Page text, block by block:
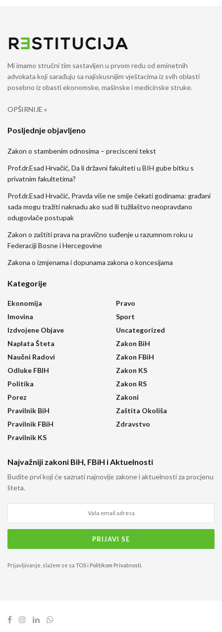
Mi imamo stručni tim sastavljen u prvom redu od eminetnih
advokata koji sarađuju sa najiskusnijim vještacima iz svih oblasti
posebno iz obasti ekonomske, mašinske i medicinske struke.
OPŠIRNIJE »
Posljednje objavljeno
Zakon o stambenim odnosima – precisceni tekst
Prof.dr.Esad Hrvačić, Da li državni fakulteti u BIH gube bitku s
privatnim fakultetima?
Prof.dr.Esad Hrvačić, Pravda više ne smije čekati godinama: građani
sada mogu tražiti naknadu ako sud ili tužilaštvo neopravdano
odugovlače postupak
Zakon o zaštiti prava na pravično suđenje u razumnom roku u
Federaciji Bosne i Hercegovine
Zakona o izmjenama i dopunama zakona o koncesijama
Kategorije
Ekonomija
Imovina
Izdvojene Objave
Naplata Šteta
Naučni Radovi
Odluke FBIH
Politika
Porez
Pravilnik BiH
Pravilnik FBiH
Pravilnik KS
Pravo
Sport
Uncategorized
Zakon BiH
Zakon FBiH
Zakon KS
Zakon RS
Zakoni
Zaštita Okoliša
Zdravstvo
Najvažniji zakoni BiH, FBiH i Aktuelnosti
Budite prvi koji će saznati najnovije zakone i aktuelnosti za procjenu
šteta.
Prijavljivanje, slažem se sa TOSi Politikom Privatnosti